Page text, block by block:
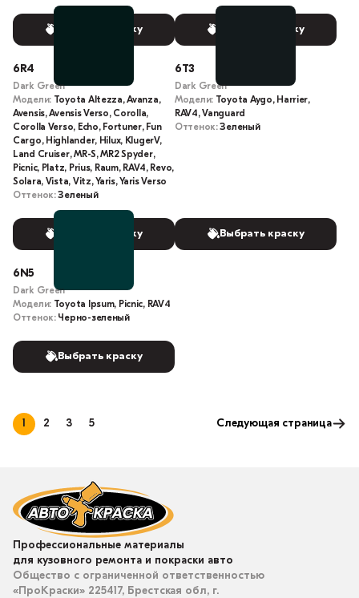
Выбрать краску Выбрать краску
6R4
Dark Green
Модели: Toyota Altezza, Avanza,
Avensis, Avensis Verso, Corolla,
Corolla Verso, Echo, Fortuner, Fun
Cargo, Highlander, Hilux, KlugerV,
Land Cruiser, MR-S, MR2 Spyder,
Picnic, Platz, Prius, Raum, RAV4, Revo,
Solara, Vista, Vitz, Yaris, Yaris Verso
Оттенок:Зеленый
Выбрать краску
6T3
Dark Green
Модели: Toyota Aygo, Harrier,
RAV4, Vanguard
Оттенок:Зеленый
Выбрать краску
6N5
Dark Green
Модели: Toyota Ipsum, Picnic, RAV4
Оттенок: Черно-зеленый
Выбрать краску
1 2 3 5 Следующая страница
Профессиональные материалы
для кузовного ремонта и покраски авто
Общество с ограниченной ответственностью
«ПроКраски» 225417, Брестская обл, г.